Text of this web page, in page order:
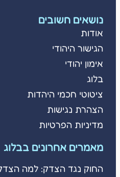
נושאים חשובים
אודות
הגישור היהודי
אימון יהודי
בלוג
ציטוטי חכמי היהדות
הצהרת נגישות
מדיניות הפרטיות
מאמרים אחרונים בבלוג
החוק נגד הצדק: למה